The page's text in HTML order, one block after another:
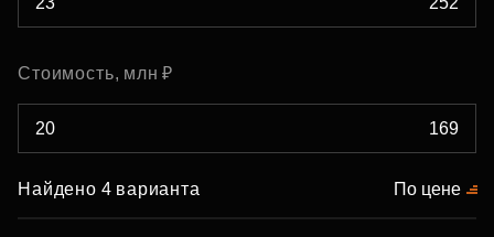
Стоимость, млн ₽
Найдено 4 варианта По цене